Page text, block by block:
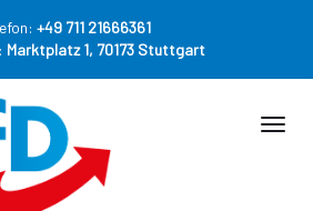
+49 711 21666361
Marktplatz 1, 70173 Stuttgart